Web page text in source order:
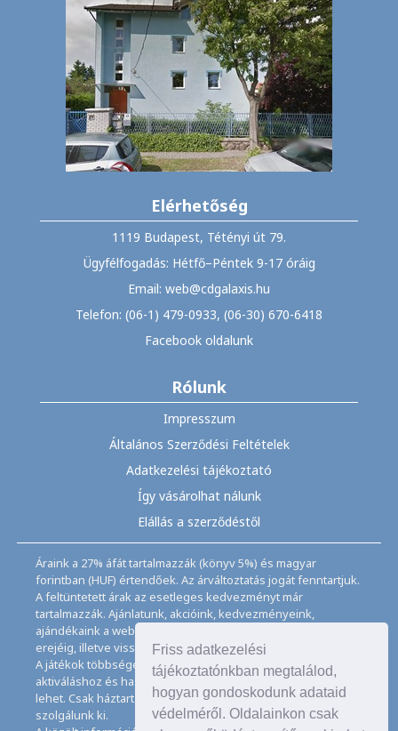
Friss adatkezelési
tájékoztatónkban megtalálod,
hogyan gondoskodunk adataid
védelméről. Oldalainkon csak
Elérhetőség
1119 Budapest, Tétényi út 79.
Ügyfélfogadás: Hétfő–Péntek 9-17 óráig
Email: web@cdgalaxis.hu
Telefon: (06-1) 479-0933, (06-30) 670-6418
Facebook oldalunk
Rólunk
Impresszum
Általános Szerződési Feltételek
Adatkezelési tájékoztató
Így vásárolhat nálunk
Elállás a szerződéstől
Áraink a 27% áfát tartalmazzák (könyv 5%) és magyar
forintban (HUF) értendőek. Az árváltoztatás jogát fenntartjuk.
A feltüntetett árak az esetleges kedvezményt már
tartalmazzák. Ajánlatunk, akcióink, kedvezményeink,
ajándékaink a webáruházban feltüntetett ideig, a készletek
erejéig, illetve visszavonásig érvényesek.
A játékok többségéhez angol nyelvismeret illetve az
aktiváláshoz és használathoz internet kapcsolat szükséges
lehet. Csak háztartásban használatos mennyiségeket
szolgálunk ki.